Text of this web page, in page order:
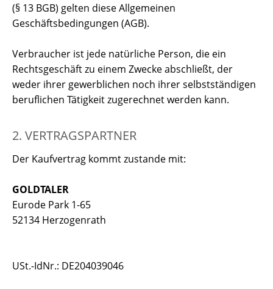
(§ 13 BGB) gelten diese Allgemeinen
Geschäftsbedingungen (AGB).
Verbraucher ist jede natürliche Person, die ein
Rechtsgeschäft zu einem Zwecke abschließt, der
weder ihrer gewerblichen noch ihrer selbstständigen
beruflichen Tätigkeit zugerechnet werden kann.
2. VERTRAGSPARTNER
Der Kaufvertrag kommt zustande mit:
GOLDTALER
Eurode Park 1-65
52134 Herzogenrath
USt.-IdNr.: DE204039046